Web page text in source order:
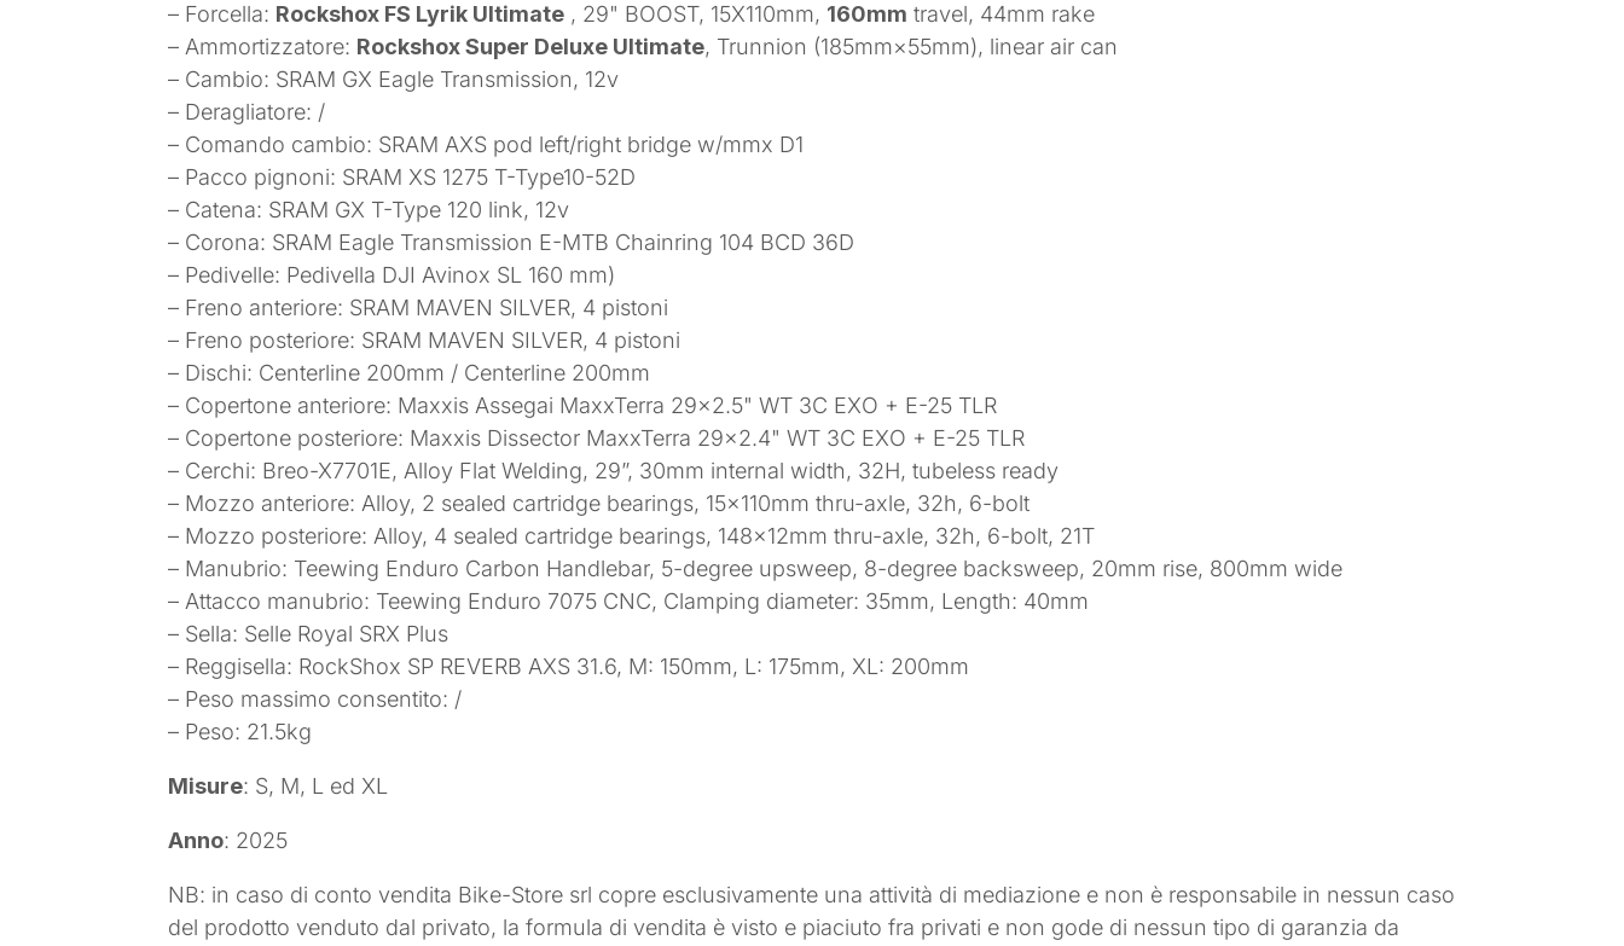
– Forcella: Rockshox FS Lyrik Ultimate , 29" BOOST, 15X110mm, 160mm travel, 44mm rake
– Ammortizzatore: Rockshox Super Deluxe Ultimate, Trunnion (185mm×55mm), linear air can
– Cambio: SRAM GX Eagle Transmission, 12v
– Deragliatore: /
– Comando cambio: SRAM AXS pod left/right bridge w/mmx D1
– Pacco pignoni: SRAM XS 1275 T-Type10-52D
– Catena: SRAM GX T-Type 120 link, 12v
– Corona: SRAM Eagle Transmission E-MTB Chainring 104 BCD 36D
– Pedivelle: Pedivella DJI Avinox SL 160 mm)
– Freno anteriore: SRAM MAVEN SILVER, 4 pistoni
– Freno posteriore: SRAM MAVEN SILVER, 4 pistoni
– Dischi: Centerline 200mm / Centerline 200mm
– Copertone anteriore: Maxxis Assegai MaxxTerra 29×2.5" WT 3C EXO + E-25 TLR
– Copertone posteriore: Maxxis Dissector MaxxTerra 29×2.4" WT 3C EXO + E-25 TLR
– Cerchi: Breo-X7701E, Alloy Flat Welding, 29”, 30mm internal width, 32H, tubeless ready
– Mozzo anteriore: Alloy, 2 sealed cartridge bearings, 15×110mm thru-axle, 32h, 6-bolt
– Mozzo posteriore: Alloy, 4 sealed cartridge bearings, 148×12mm thru-axle, 32h, 6-bolt, 21T
– Manubrio: Teewing Enduro Carbon Handlebar, 5-degree upsweep, 8-degree backsweep, 20mm rise, 800mm wide
– Attacco manubrio: Teewing Enduro 7075 CNC, Clamping diameter: 35mm, Length: 40mm
– Sella: Selle Royal SRX Plus
– Reggisella: RockShox SP REVERB AXS 31.6, M: 150mm, L: 175mm, XL: 200mm
– Peso massimo consentito: /
– Peso: 21.5kg
Misure: S, M, L ed XL
Anno: 2025
NB: in caso di conto vendita Bike-Store srl copre esclusivamente una attività di mediazione e non è responsabile in nessun caso
del prodotto venduto dal privato, la formula di vendita è visto e piaciuto fra privati e non gode di nessun tipo di garanzia da